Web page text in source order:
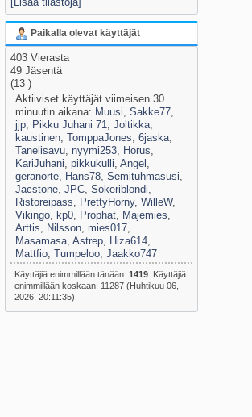
Paikalla olevat käyttäjät
403 Vierasta
49 Jäsentä
(13 )
Aktiiviset käyttäjät viimeisen 30
minuutin aikana: Muusi ,Sakke77
jjp Pikku Juhani 71 ,Joltikka
kaustinen ,TomppaJones ,6jaska
Tanelisavu ,nyymi253 Horus
KariJuhani ,pikkukulli ,Angel
geranorte Hans78 ,Semituhmasusi
Jacstone ,JPC ,Sokeriblondi
Ristoreipass
PrettyHorny,WilleW,
Vikingo ,kp0 Prophat Majemies
Arttis
Nilsson ,mies017
Masamasa ,Astrep Hiza614
Mattfio ,Tumpeloo ,Jaakko747
Käyttäjiä enimmillään tänään:1419 . Käyttäjiä
enimmillään koskaan: 11287 (Huhtikuu 06,
2026, 20:11:35)